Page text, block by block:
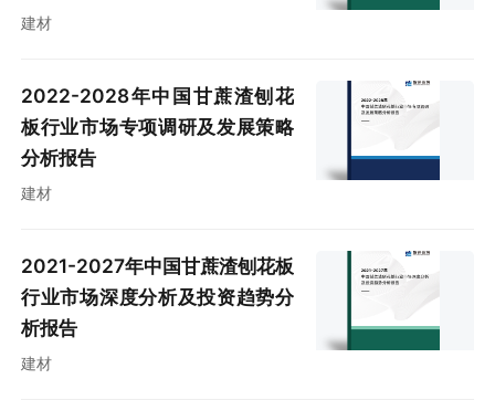
建材
2022-2028年中国甘蔗渣刨花
板行业市场专项调研及发展策略
分析报告
建材
2021-2027年中国甘蔗渣刨花板
行业市场深度分析及投资趋势分
析报告
建材